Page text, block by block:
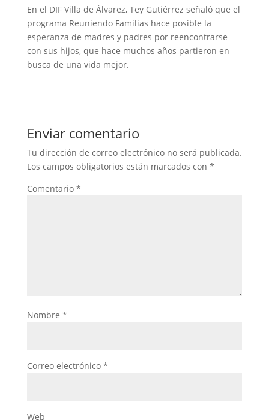
En el DIF Villa de Álvarez, Tey Gutiérrez señaló que el
programa Reuniendo Familias hace posible la
esperanza de madres y padres por reencontrarse
con sus hijos, que hace muchos años partieron en
busca de una vida mejor.
Enviar comentario
Tu dirección de correo electrónico no será publicada.
Los campos obligatorios están marcados con *
Comentario *
Nombre *
Correo electrónico *
Web